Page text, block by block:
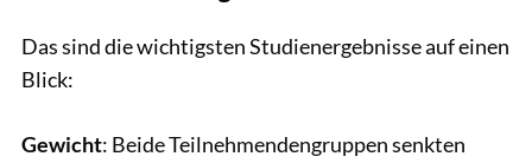
Das sind die wichtigsten Studienergebnisse auf einen
Blick:
Gewicht: Beide Teilnehmendengruppen senkten